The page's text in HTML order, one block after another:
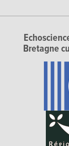
Bretagne